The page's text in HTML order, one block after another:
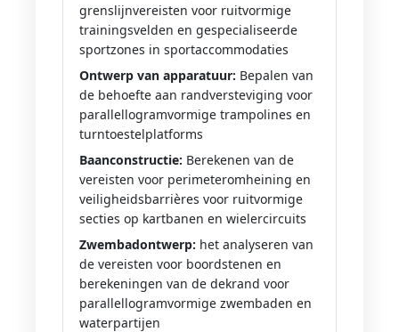
grenslijnvereisten voor ruitvormige
trainingsvelden en gespecialiseerde
sportzones in sportaccommodaties
Ontwerp van apparatuur: Bepalen van
de behoefte aan randversteviging voor
parallellogramvormige trampolines en
turntoestelplatforms
Baanconstructie: Berekenen van de
vereisten voor perimeteromheining en
veiligheidsbarrières voor ruitvormige
secties op kartbanen en wielercircuits
Zwembadontwerp: het analyseren van
de vereisten voor boordstenen en
berekeningen van de dekrand voor
parallellogramvormige zwembaden en
waterpartijen